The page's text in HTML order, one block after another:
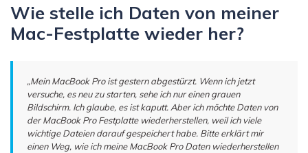
Weitere Produkte
Repairit - Datenreparatur
Wie stelle ich Daten von meiner
Mac-Festplatte wieder her?
„Mein MacBook Pro ist gestern abgestürzt. Wenn ich jetzt
versuche, es neu zu starten, sehe ich nur einen grauen
Bildschirm. Ich glaube, es ist kaputt. Aber ich möchte Daten von
der MacBook Pro Festplatte wiederherstellen, weil ich viele
wichtige Dateien darauf gespeichert habe. Bitte erklärt mir
einen Weg, wie ich meine MacBook Pro Daten wiederherstellen